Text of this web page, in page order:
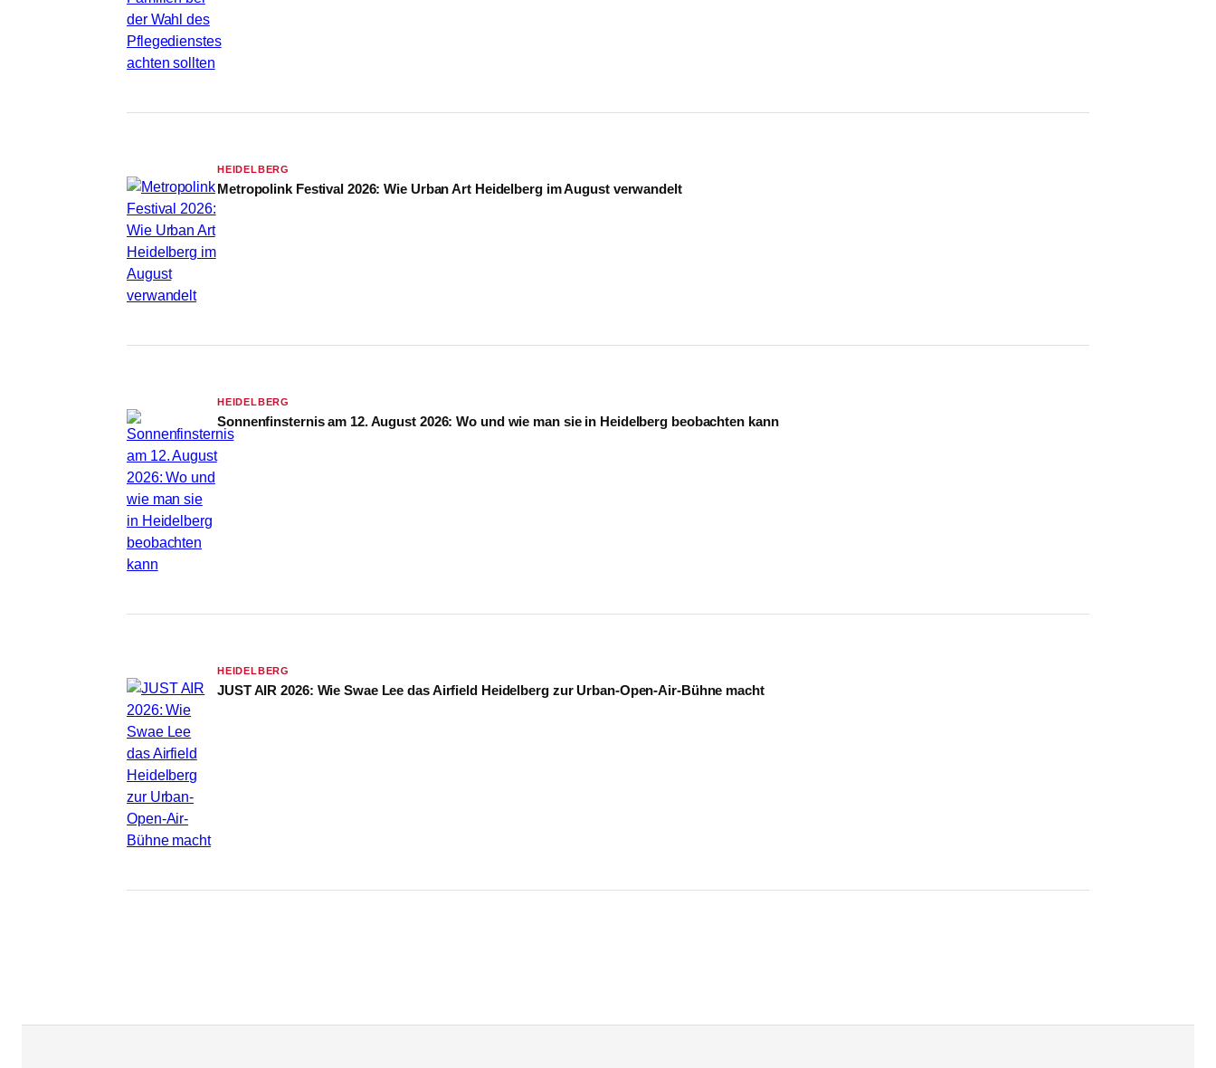
HEIDELBERG
Metropolink Festival 2026: Wie Urban Art Heidelberg im August verwandelt
HEIDELBERG
Sonnenfinsternis am 12. August 2026: Wo und wie man sie in Heidelberg beobachten kann
HEIDELBERG
JUST AIR 2026: Wie Swae Lee das Airfield Heidelberg zur Urban-Open-Air-Bühne macht